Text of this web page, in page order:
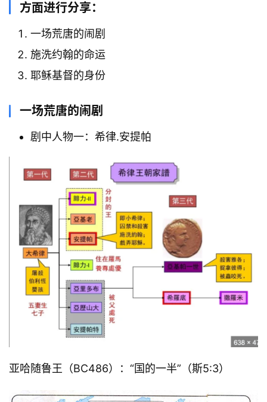
方面进行分享：
一场荒唐的闹剧
施洗约翰的命运
耶稣基督的身份
一场荒唐的闹剧
剧中人物一：希律.安提帕
亚哈随鲁王（BC486）：“国的一半”（斯5:3）